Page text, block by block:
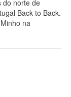
do norte de
Back to Back.
na